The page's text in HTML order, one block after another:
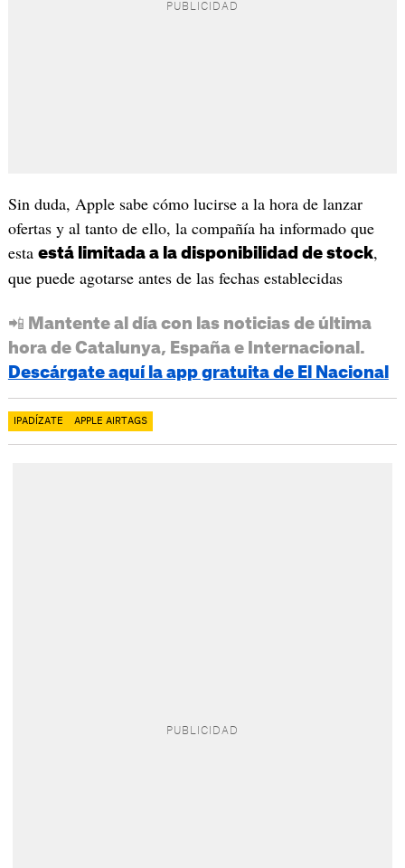
Sin duda, Apple sabe cómo lucirse a la hora de lanzar
ofertas y al tanto de ello, la compañía ha informado que
esta está limitada a la disponibilidad de stock,
que puede agotarse antes de las fechas establecidas
📲 Mantente al día con las noticias de última
hora de Catalunya, España e Internacional.
Descárgate aquí la app gratuita de El Nacional
IPADÍZATE APPLE AIRTAGS